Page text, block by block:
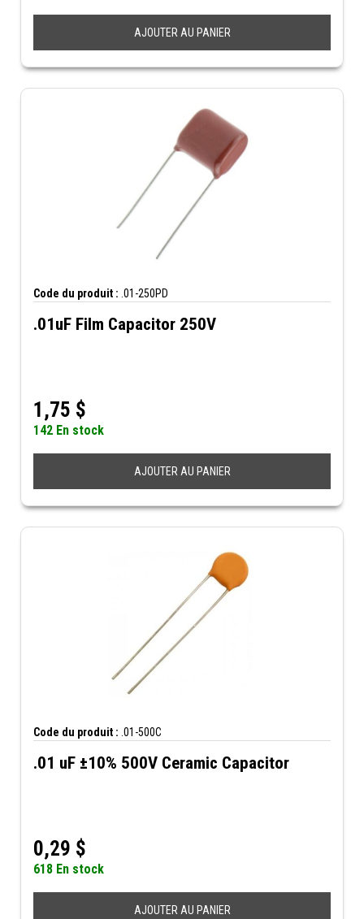
AJOUTER AU PANIER
Code du produit : .01-250PD
.01uF Film Capacitor 250V
1,75 $
142 En stock
AJOUTER AU PANIER
Code du produit : .01-500C
.01 uF ±10% 500V Ceramic Capacitor
0,29 $
618 En stock
AJOUTER AU PANIER